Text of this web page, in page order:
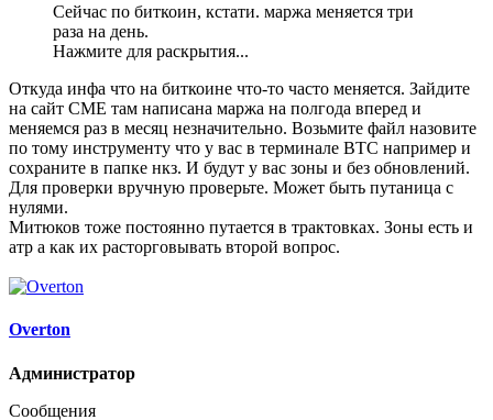
Сейчас по биткоин, кстати. маржа меняется три
раза на день.
Нажмите для раскрытия...
Откуда инфа что на биткоине что-то часто меняется. Зайдите
на сайт СМЕ там написана маржа на полгода вперед и
меняемся раз в месяц незначительно. Возьмите файл назовите
по тому инструменту что у вас в терминале BTC например и
сохраните в папке нкз. И будут у вас зоны и без обновлений.
Для проверки вручную проверьте. Может быть путаница с
нулями.
Митюков тоже постоянно путается в трактовках. Зоны есть и
атр а как их расторговывать второй вопрос.
Overton
Администратор
Сообщения